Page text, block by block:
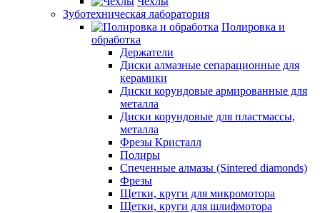
Зуботехническая лаборатория
Полировка и
обработка
Держатели
Диски алмазные сепарационные для
керамики
Диски корундовые армированные для
металла
Диски корундовые для пластмассы,
металла
Фрезы Кристалл
Полиры
Спеченные алмазы (Sintered diamonds)
Фрезы
Щетки, круги для микромотора
Щетки, круги для шлифмотора